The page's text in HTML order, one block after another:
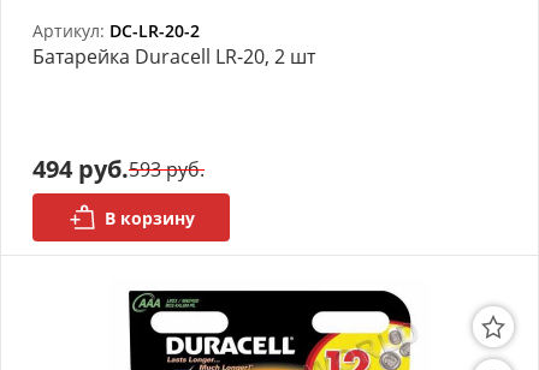
Артикул: DC-LR-20-2
Батарейка Duracell LR-20, 2 шт
494 руб.593 руб.
В корзину